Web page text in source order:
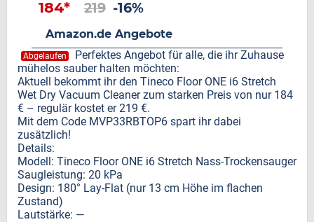
184* 219 -16%
Amazon.de Angebote
Abgelaufen
Perfektes Angebot für alle, die ihr Zuhause
mühelos sauber halten möchten:
Aktuell bekommt ihr den Tineco Floor ONE i6 Stretch
Wet Dry Vacuum Cleaner zum starken Preis von nur 184
€ – regulär kostet er 219 €.
Mit dem Code MVP33RBTOP6 spart ihr dabei
zusätzlich!
Details:
Modell: Tineco Floor ONE i6 Stretch Nass-Trockensauger
Saugleistung: 20 kPa
Design: 180° Lay-Flat (nur 13 cm Höhe im flachen
Zustand)
Lautstärke: —